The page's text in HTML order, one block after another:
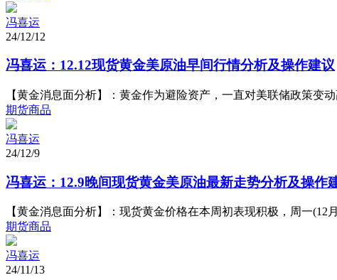
冯喜运
24/12/12
冯喜运：12.12现货黄金美原油早间行情分析及操作建议
【黄金消息面分析】：黄金作为避险资产，一直对美联储政策变
期货商品
冯喜运
24/12/9
冯喜运：12.9晚间现货黄金美原油最新走势分析及操作
【黄金消息面分析】：现货黄金价格在本周初表现积极，周一
期货商品
冯喜运
24/11/13